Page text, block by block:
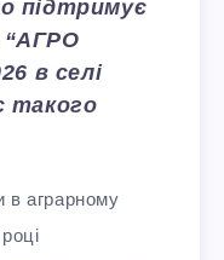
підтримує
“АГРО
в селі
такого
в аграрному